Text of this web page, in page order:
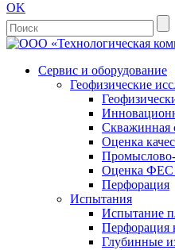
OK
Сервис и оборудование
Геофизические
Скважинная
Оценка
Промыслово-
Оценка ФЕС
Перфорация
Испытания
Испытание
Перфорация
Глубинные